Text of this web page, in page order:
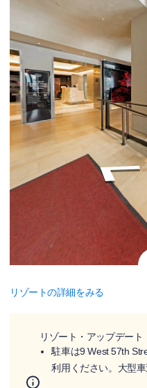
リゾートの詳細をみる
リゾート・アップデート
駐車は9 West 57th
利用ください。大型車